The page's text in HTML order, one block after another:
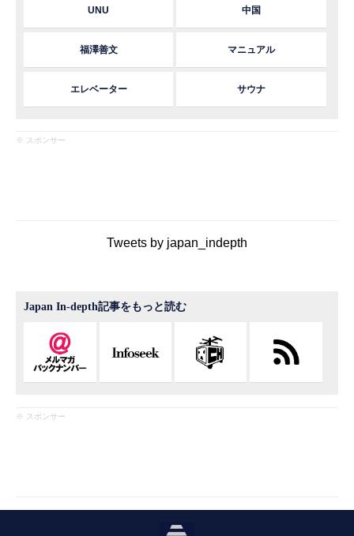
UNU 中国
福澤善文 マニュアル
エレベーター サウナ
※ スポンサー
Tweets by japan_indepth
Japan In-depth記事をもっと読む
※ スポンサー